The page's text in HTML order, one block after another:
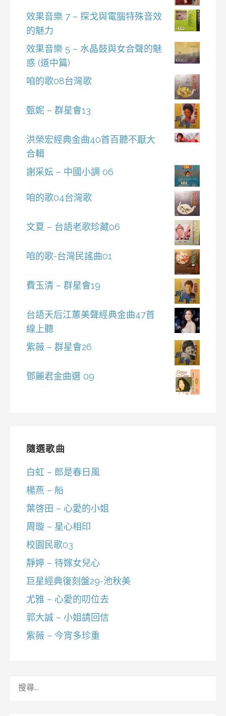
效果音樂 7 – 探戈與電腦特殊音效
的魅力
效果音樂 5 – 水晶鼓與女合聲的魅
惑 (道中篇)
咱的歌08台灣歌
甄妮 – 群星會13
洪榮宏經典金曲40首百聽不厭大
合輯
謝采妘 – 中國小調 06
咱的歌04台灣歌
文夏 – 台語老歌珍藏06
咱的歌-台灣民謠曲01
費玉清 – 群星會19
台語天后江蕙美聲經典金曲47首
線上聽
紫薇 – 群星會26
鄧麗君金曲選 09
隨選歌曲
白虹 – 郎是春日風
楊燕 – 船
葉啓田 – 心愛的小姐
周璇 – 星心相印
校園民歌03
靜婷 – 待嫁女兒心
巨星經典復刻盤29-池秋美
尤雅 – 心愛的叨位去
郭大誠 – 小姐請回信
紫薇 – 今宵多珍重